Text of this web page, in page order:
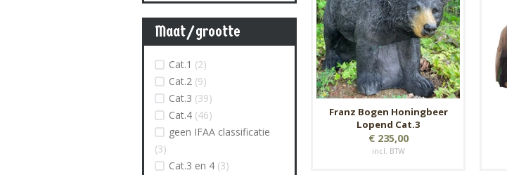
Maat/grootte
Cat.1 (2)
Cat.2 (9)
Cat.3 (39)
Cat.4 (46)
geen IFAA classificatie
(3)
Cat.3 en 4 (3)
Franz Bogen Honingbeer
Lopend Cat.3
€ 235,00
incl. BTW